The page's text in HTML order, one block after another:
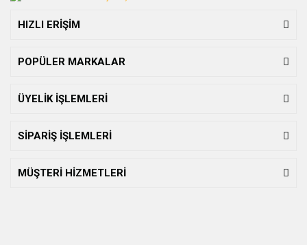
HIZLI ERİŞİM
POPÜLER MARKALAR
ÜYELİK İŞLEMLERİ
SİPARİŞ İŞLEMLERİ
MÜŞTERİ HİZMETLERİ